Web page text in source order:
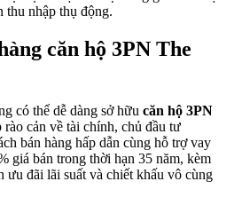
thu nhập thụ động.
căn hộ 3PN The
có thể dễ dàng sở hữu căn hộ 3PN
rào cản về tài chính, chủ đầu tư
bán hàng hấp dẫn cùng hỗ trợ vay
giá bán trong thời hạn 35 năm, kèm
ưu đãi lãi suất và chiết khấu vô cùng